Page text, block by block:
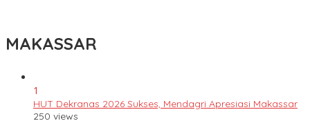
MAKASSAR
1
HUT Dekranas 2026 Sukses, Mendagri Apresiasi Makassar
250 views